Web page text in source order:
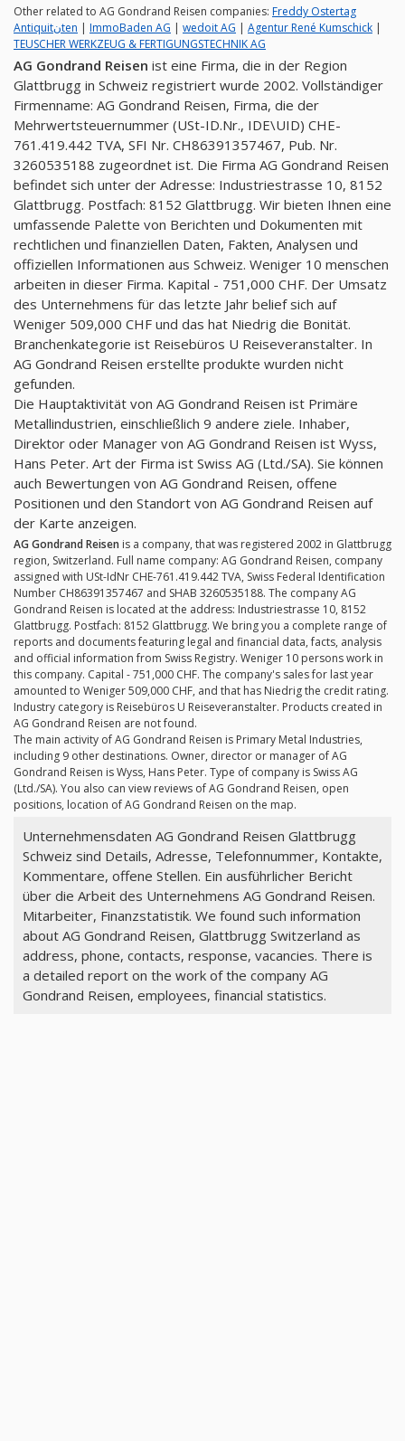
Other related to AG Gondrand Reisen companies: Freddy Ostertag
Antiquitنten | ImmoBaden AG | wedoit AG | Agentur René Kumschick |
TEUSCHER WERKZEUG & FERTIGUNGSTECHNIK AG
AG Gondrand Reisen ist eine Firma, die in der Region
Glattbrugg in Schweiz registriert wurde 2002. Vollständiger
Firmenname: AG Gondrand Reisen, Firma, die der
Mehrwertsteuernummer (USt-ID.Nr., IDE\UID) CHE-
761.419.442 TVA, SFI Nr. CH86391357467, Pub. Nr.
3260535188 zugeordnet ist. Die Firma AG Gondrand Reisen
befindet sich unter der Adresse: Industriestrasse 10, 8152
Glattbrugg. Postfach: 8152 Glattbrugg. Wir bieten Ihnen eine
umfassende Palette von Berichten und Dokumenten mit
rechtlichen und finanziellen Daten, Fakten, Analysen und
offiziellen Informationen aus Schweiz. Weniger 10 menschen
arbeiten in dieser Firma. Kapital - 751,000 CHF. Der Umsatz
des Unternehmens für das letzte Jahr belief sich auf
Weniger 509,000 CHF und das hat Niedrig die Bonität.
Branchenkategorie ist Reisebüros U Reiseveranstalter. In
AG Gondrand Reisen erstellte produkte wurden nicht
gefunden.
Die Hauptaktivität von AG Gondrand Reisen ist Primäre
Metallindustrien, einschließlich 9 andere ziele. Inhaber,
Direktor oder Manager von AG Gondrand Reisen ist Wyss,
Hans Peter. Art der Firma ist Swiss AG (Ltd./SA). Sie können
auch Bewertungen von AG Gondrand Reisen, offene
Positionen und den Standort von AG Gondrand Reisen auf
der Karte anzeigen.
AG Gondrand Reisen is a company, that was registered 2002 in Glattbrugg
region, Switzerland. Full name company: AG Gondrand Reisen, company
assigned with USt-IdNr CHE-761.419.442 TVA, Swiss Federal Identification
Number CH86391357467 and SHAB 3260535188. The company AG
Gondrand Reisen is located at the address: Industriestrasse 10, 8152
Glattbrugg. Postfach: 8152 Glattbrugg. We bring you a complete range of
reports and documents featuring legal and financial data, facts, analysis
and official information from Swiss Registry. Weniger 10 persons work in
this company. Capital - 751,000 CHF. The company's sales for last year
amounted to Weniger 509,000 CHF, and that has Niedrig the credit rating.
Industry category is Reisebüros U Reiseveranstalter. Products created in
AG Gondrand Reisen are not found.
The main activity of AG Gondrand Reisen is Primary Metal Industries,
including 9 other destinations. Owner, director or manager of AG
Gondrand Reisen is Wyss, Hans Peter. Type of company is Swiss AG
(Ltd./SA). You also can view reviews of AG Gondrand Reisen, open
positions, location of AG Gondrand Reisen on the map.
Unternehmensdaten AG Gondrand Reisen Glattbrugg
Schweiz sind Details, Adresse, Telefonnummer, Kontakte,
Kommentare, offene Stellen. Ein ausführlicher Bericht
über die Arbeit des Unternehmens AG Gondrand Reisen.
Mitarbeiter, Finanzstatistik. We found such information
about AG Gondrand Reisen, Glattbrugg Switzerland as
address, phone, contacts, response, vacancies. There is
a detailed report on the work of the company AG
Gondrand Reisen, employees, financial statistics.